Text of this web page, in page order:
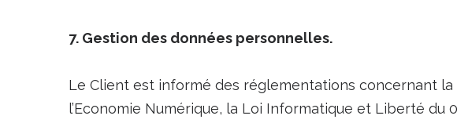
7. Gestion des données personnelles.
Le Client est informé des réglementations concernant la
l’Economie Numérique, la Loi Informatique et Liberté